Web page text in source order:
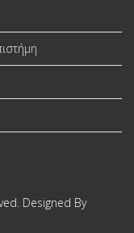
Designed By